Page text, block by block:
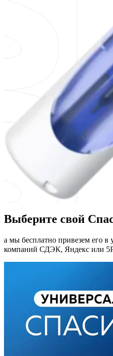
Выберите свой
а мы бесплатно привезем его
компаний СДЭК, Яндекс или